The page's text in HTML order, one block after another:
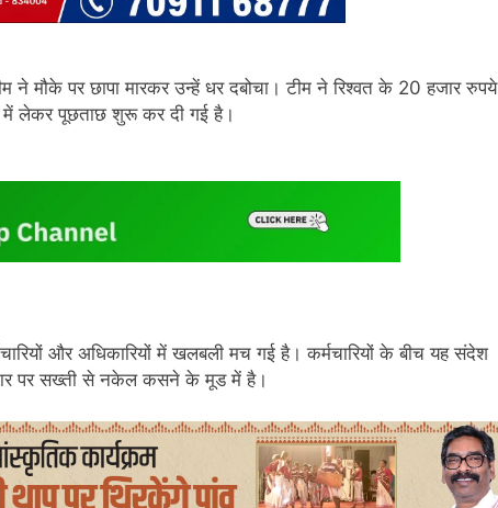
ने मौके पर छापा मारकर उन्हें धर दबोचा। टीम ने रिश्वत के 20 हजार रुपये
में लेकर पूछताछ शुरू कर दी गई है।
और अधिकारियों में खलबली मच गई है। कर्मचारियों के बीच यह संदेश
पर सख्ती से नकेल कसने के मूड में है।